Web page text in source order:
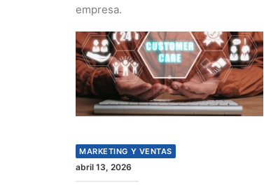
empresa.
MARKETING Y VENTAS
abril 13, 2026